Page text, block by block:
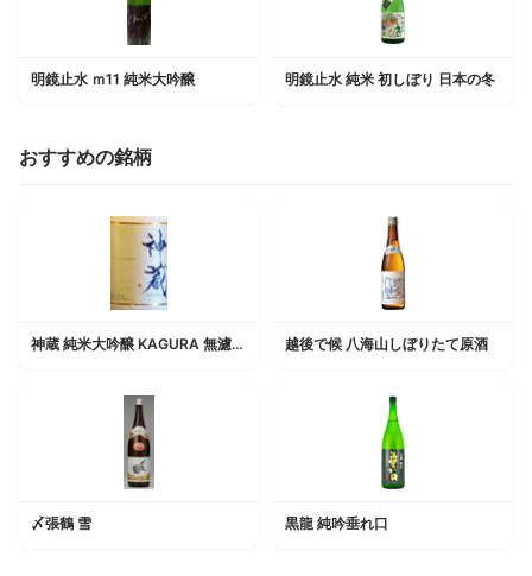
明鏡止水 ｍ11 純米大吟醸 明鏡止水 純米 初しぼり 日本の冬
おすすめの銘柄
神蔵 純米大吟醸 KAGURA 無濾過 生原酒 白 越後で候 八海山しぼりたて原酒
〆張鶴 雪 黒龍 純吟垂れ口